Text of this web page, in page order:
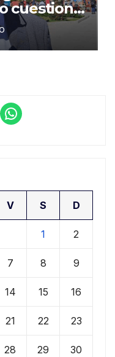
cuestiona
WhatsApp
V S D
1 2
7 8 9
14 15 16
21 22 23
28 29 30